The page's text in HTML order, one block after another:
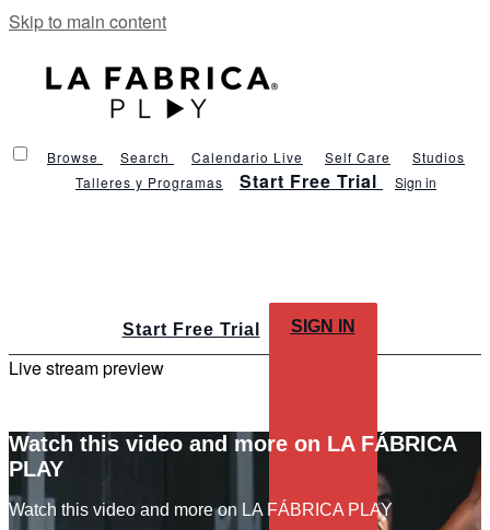
Skip to main content
Browse Search Calendario Live Self Care
Studios
Talleres y Programas
Start Free Trial Sign in
Start Free Trial SIGN IN
Live stream preview
Watch this video and more on LA FÁBRICA
PLAY
Watch this video and more on LA FÁBRICA PLAY